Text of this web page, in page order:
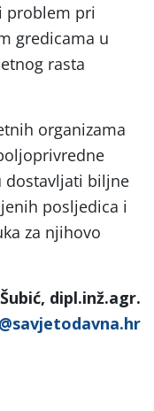
problem pri
gredicama u
rasta
organizama
dostavljati biljne
posljedica i
za njihovo
dipl.inž.agr.